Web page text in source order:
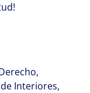
Interiores,